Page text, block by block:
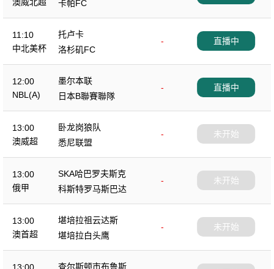
卡帕FC
11:10
中北美杯
托卢卡
-
洛杉矶FC
直播中
12:00
NBL(A)
墨尔本联
-
日本B聯賽聯隊
直播中
13:00
澳威超
卧龙岗狼队
-
悉尼联盟
未开始
13:00
俄甲
SKA哈巴罗夫斯克
-
科斯特罗马斯巴达
未开始
13:00
澳首超
堪培拉祖云达斯
-
堪培拉白头鹰
未开始
查尔斯顿市布鲁斯